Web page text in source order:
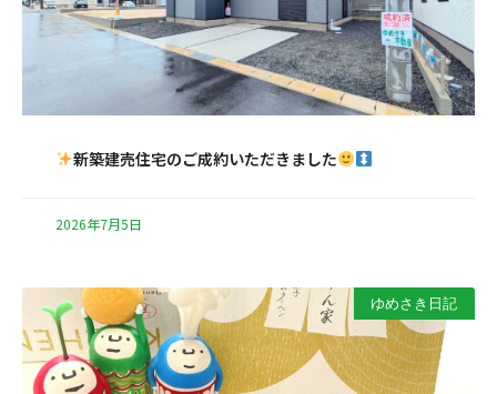
新築建売住宅のご成約いただきました
2026年7月5日
ゆめさき日記